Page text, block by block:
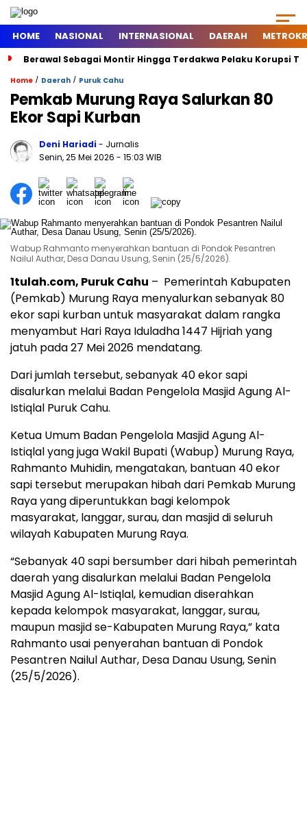
HOME NASIONAL INTERNASIONAL DAERAH
Berawal Sebagai Montir Hingga Terdakwa Pelaku Korupsi
Home / Daerah / Puruk Cahu
Pemkab Murung Raya Salurkan 80
Ekor Sapi Kurban
Deni Hariadi- Jurnalis
Senin, 25 Mei 2026 - 15:03 WIB
Wabup Rahmanto menyerahkan bantuan di Pondok Pesantren
Nailul Authar, Desa Danau Usung, Senin (25/5/2026).
1tulah.com, Puruk Cahu – Pemerintah Kabupaten
(Pemkab) Murung Raya menyalurkan sebanyak 80
ekor sapi kurban untuk masyarakat dalam rangka
menyambut Hari Raya Iduladha 1447 Hijriah yang
jatuh pada 27 Mei 2026 mendatang.
Dari jumlah tersebut, sebanyak 40 ekor sapi
disalurkan melalui Badan Pengelola Masjid Agung Al-
Istiqlal Puruk Cahu.
Ketua Umum Badan Pengelola Masjid Agung Al-
Istiqlal yang juga Wakil Bupati (Wabup) Murung Raya,
Rahmanto Muhidin, mengatakan, bantuan 40 ekor
sapi tersebut merupakan hibah dari Pemkab Murung
Raya yang diperuntukkan bagi kelompok
masyarakat, langgar, surau, dan masjid di seluruh
wilayah Kabupaten Murung Raya.
“Sebanyak 40 sapi bersumber dari hibah pemerintah
daerah yang disalurkan melalui Badan Pengelola
Masjid Agung Al-Istiqlal, kemudian diserahkan
kepada kelompok masyarakat, langgar, surau,
maupun masjid se-Kabupaten Murung Raya,” kata
Rahmanto usai penyerahan bantuan di Pondok
Pesantren Nailul Authar, Desa Danau Usung, Senin
(25/5/2026).